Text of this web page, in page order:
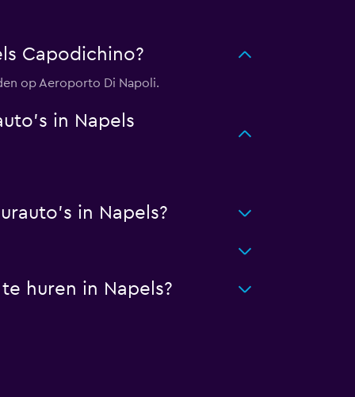
Capodichino?
op Aeroporto Di Napoli.
in Napels
in Napels?
huren in Napels?